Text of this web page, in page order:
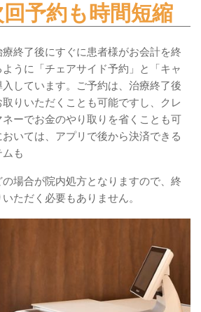
予約も時間短縮
終了後にすぐに患者様がお会計を終
うに「チェアサイド予約」と「キャ
しています。ご予約は、治療終了後
りいただくことも可能ですし、クレ
ーでお金のやり取りを省くことも可
いては、アプリで後から決済できる
ムも
場合が院内処方となりますので、終
ただく必要もありません。